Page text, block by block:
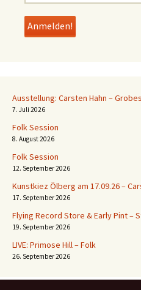
Ausstellung: Carsten Hahn –
7. Juli 2026
Folk Session
8. August 2026
Folk Session
12. September 2026
Kunstkiez Ölberg am 17.09.26 –
17. September 2026
Flying Record Store & Early Pint –
19. September 2026
LIVE: Primose Hill – Folk
26. September 2026